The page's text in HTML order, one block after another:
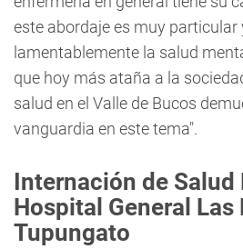
este abordaje es muy particular
lamentablemente la salud
que hoy más ataña a la
salud en el Valle de Bucos
vanguardia en este tema".
Internación de Salud
Hospital General Las
Tupungato